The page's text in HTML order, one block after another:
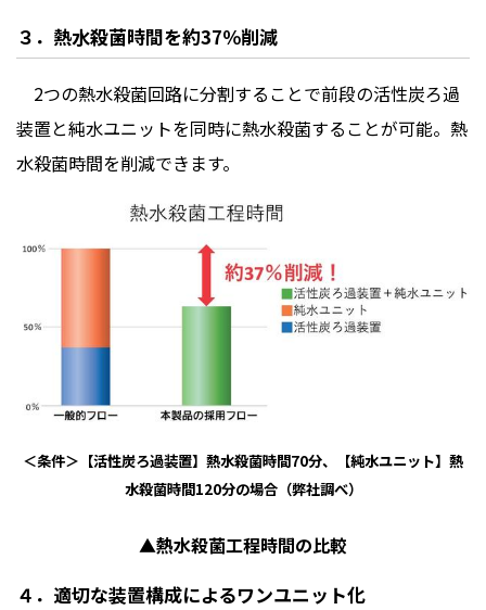
３．熱水殺菌時間を約37％削減
2つの熱水殺菌回路に分割することで前段の活性炭ろ過
装置と純水ユニットを同時に熱水殺菌することが可能。熱
水殺菌時間を削減できます。
＜条件＞ 【活性炭ろ過装置】熱水殺菌時間70分、【純水ユニット】熱
水殺菌時間120分の場合（弊社調べ）
▲熱水殺菌工程時間の比較
４．適切な装置構成によるワンユニット化